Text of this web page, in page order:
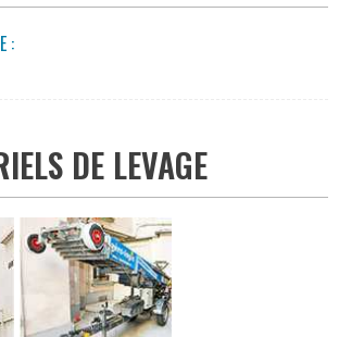
:
DE LEVAGE